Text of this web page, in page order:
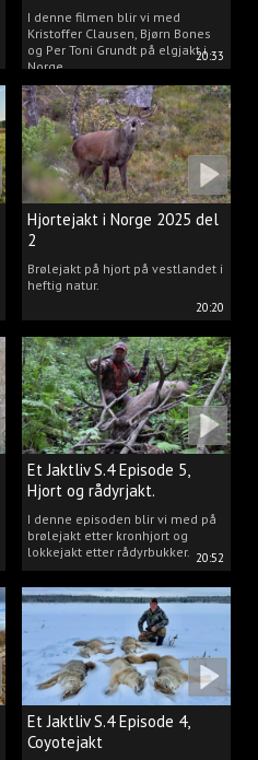
20:33
I denne filmen blir vi med
Kristoffer Clausen, Bjørn Bones
og Per Toni Grundt på elgjakt i
Norge.
20:20
Hjortejakt i Norge 2025 del
2
Brølejakt på hjort på vestlandet i
heftig natur.
20:52
Et Jaktliv S.4 Episode 5,
Hjort og rådyrjakt.
I denne episoden blir vi med på
brølejakt etter kronhjort og
lokkejakt etter rådyrbukker.
Et Jaktliv S.4 Episode 4,
Coyotejakt